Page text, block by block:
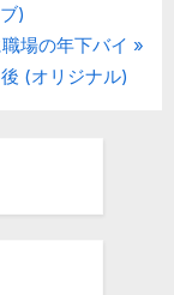
)
場の年下バイ
(オリジナル)